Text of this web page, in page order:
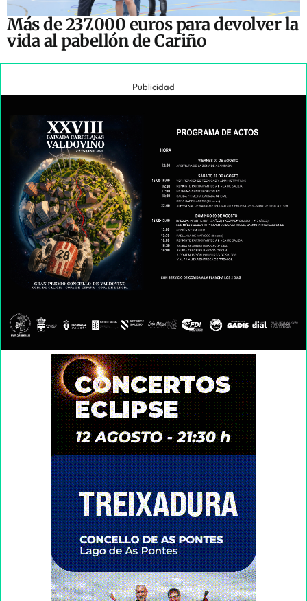
Más de 237.000 euros para devolver la
vida al pabellón de Cariño
Publicidad